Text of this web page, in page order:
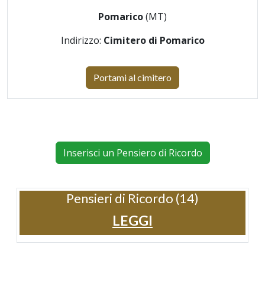
Pomarico(MT)
Indirizzo: Cimitero di Pomarico
Portami al cimitero
Inserisci un Pensiero di Ricordo
Pensieri di Ricordo (14)
LEGGI